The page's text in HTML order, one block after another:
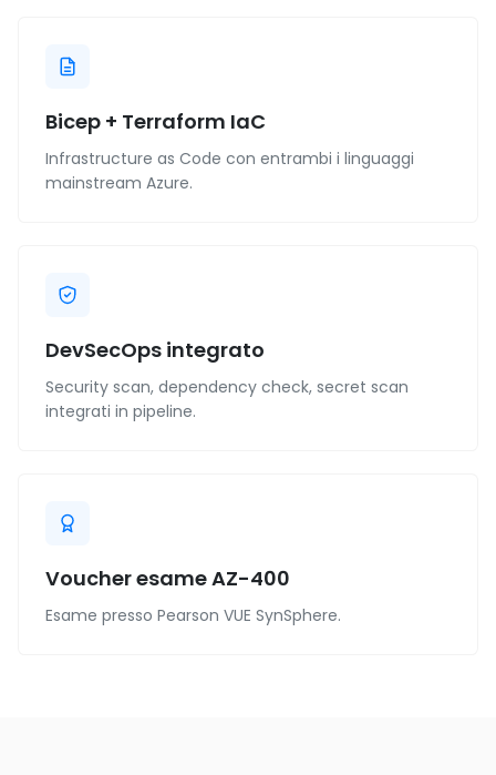
Bicep + Terraform IaC
Infrastructure as Code con entrambi i linguaggi
mainstream Azure.
DevSecOps integrato
Security scan, dependency check, secret scan
integrati in pipeline.
Voucher esame AZ-400
Esame presso Pearson VUE SynSphere.